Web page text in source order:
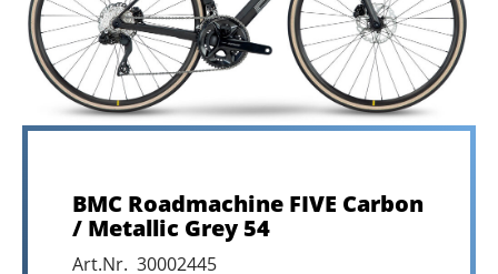
BMC Roadmachine FIVE Carbon
/ Metallic Grey 54
Art.Nr. 30002445